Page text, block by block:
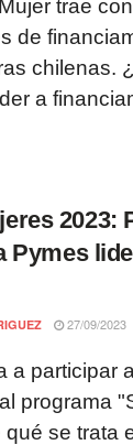
trae
de
chilenas.
a
2023:
Pymes
27/09/2023
a participar
programa
se trata